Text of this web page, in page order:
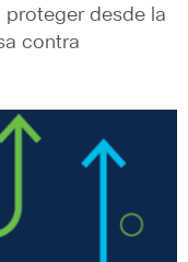
proteger desde la
contra